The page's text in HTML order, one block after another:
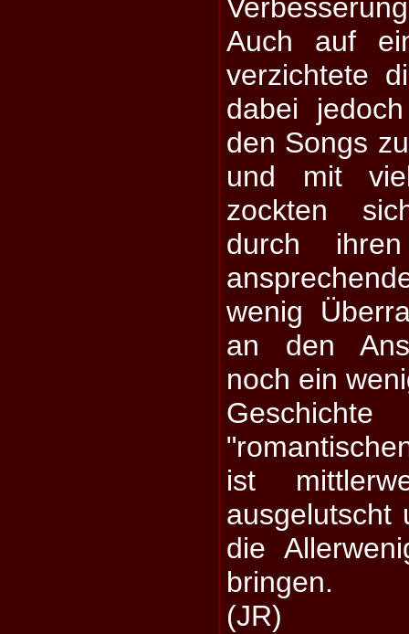
Auch auf
verzichtete
dabei
den Songs
und mit viel
zockten
durch
wenig
an den
noch ein
ist
ausgelutscht
die
bringen.
(JR)